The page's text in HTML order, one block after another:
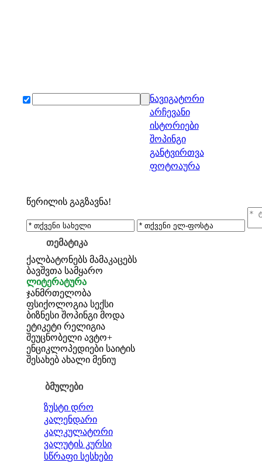
ნავიგატორი
არჩევანი
ისტორიები
შოპინგი
განტვირთვა
ფოტოაურა
წერილის გაგზავნა!
თემატიკა
ქალბატონებს მამაკაცებს
ბავშვთა სამყარო
ლიტერატურა
ჯანმრთელობა
ფსიქოლოგია სექსი
ბიზნესი შოპინგი მოდა
ეტიკეტი რელიგია
შეუცნობელი ავტო+
ენციკლოპედიები საიტის
შესახებ ახალი მენიუ
ბმულები
ზუსტი დრო
კალენდარი
კალკულატორი
ვალუტის კურსი
სწრაფი სესხები